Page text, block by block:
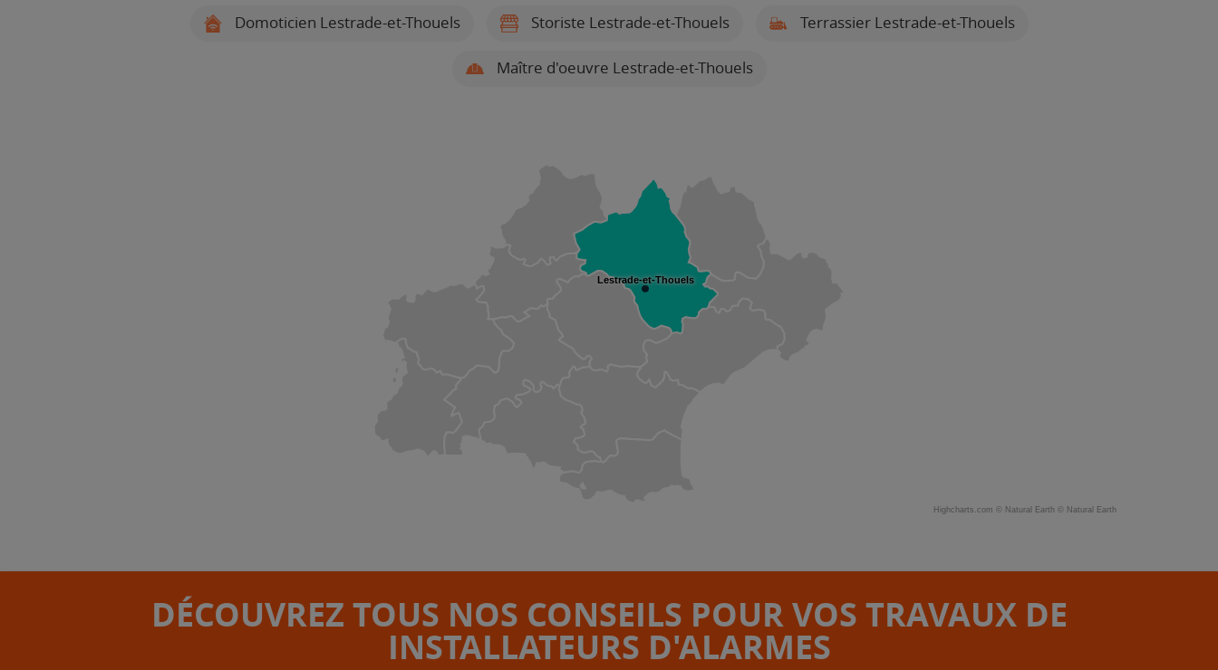
Domoticien Lestrade-et-Thouels Storiste Lestrade-et-Thouels Terrassier Lestrade-et-Thouels
Maître d'oeuvre Lestrade-et-Thouels
Lestrade-et-Thouels
Highcharts.com © Natural Earth © Natural Earth
DÉCOUVREZ TOUS NOS CONSEILS POUR VOS TRAVAUX DE
INSTALLATEURS D'ALARMES